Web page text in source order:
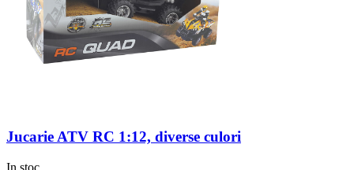
Jucarie ATV RC 1:12, diverse culori
In stoc